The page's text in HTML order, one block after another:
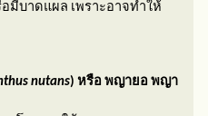
มีบาดแผล เพราะอาจทำให้
nutans) หรือ พญายอ พญา